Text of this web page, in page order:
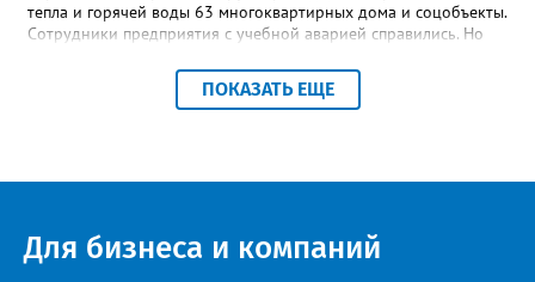
тепла и горячей воды 63 многоквартирных дома и соцобъекты.
Сотрудники предприятия с учебной аварией справились. Но
отметили и недочёты. «Например, управляющие компании
несвоевременно приняли меры для предотвращения
— сообщила начальник Главного управления ГЖИ Ирина
оперативно делиться информацией со всеми
заинтересованными – от поставщика тепла до конечных
ПОКАЗАТЬ ЕЩЕ
Для бизнеса и компаний